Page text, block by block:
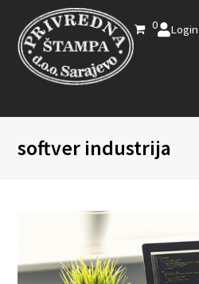
0 Login
softver industrija